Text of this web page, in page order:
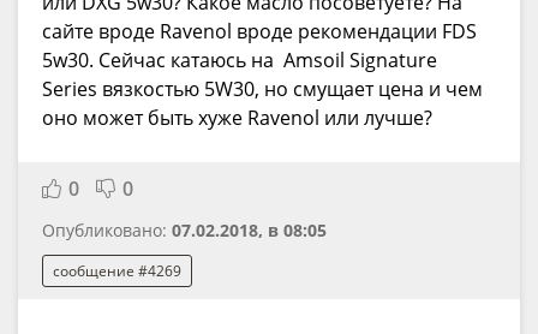
сайте вроде Ravenol вроде рекомендации FDS
5w30. Сейчас катаюсь на Amsoil Signature
Series вязкостью 5W30, но смущает цена и чем
оно может быть хуже Ravenol или лучше?
0 0
Опубликовано: 07.02.2018, в 08:05
сообщение #4269